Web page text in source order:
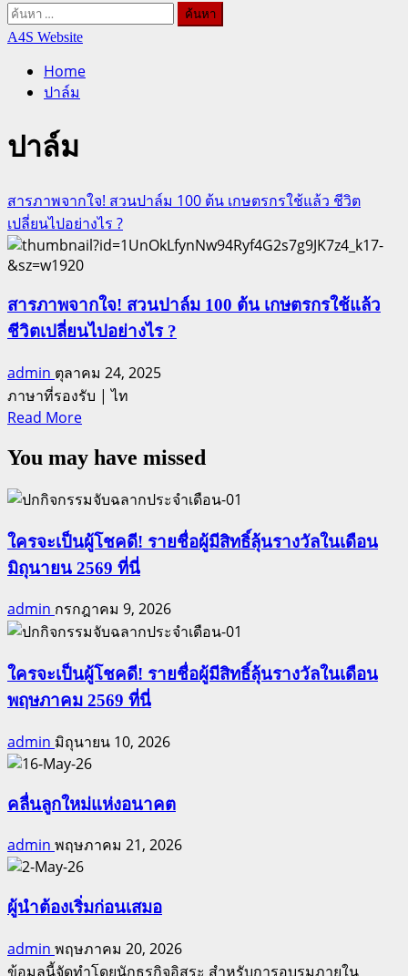
ค้นหา
สำหรับ:
A4S Website
Home
ปาล์ม
ปาล์ม
สารภาพจากใจ! สวนปาล์ม 100 ต้น เกษตรกรใช้แล้ว ชีวิต
เปลี่ยนไปอย่างไร ?
สารภาพจากใจ! สวนปาล์ม 100 ต้น เกษตรกรใช้แล้ว
ชีวิตเปลี่ยนไปอย่างไร ?
admin ตุลาคม 24, 2025
ภาษาที่รองรับ | ไท
Read MoreRead
about
จาก
สวน
ปาล์ม
ต้น
เกษตรกร
แล้ว
ชีวิต
ไป
อย่างไร
You may have missed
ใครจะเป็นผู้โชคดี! รายชื่อผู้มีสิทธิ์ลุ้นรางวัลในเดือน
มิถุนายน 2569 ที่นี่
admin กรกฎาคม 9, 2026
ใครจะเป็นผู้โชคดี! รายชื่อผู้มีสิทธิ์ลุ้นรางวัลในเดือน
พฤษภาคม 2569 ที่นี่
admin มิถุนายน 10, 2026
คลื่นลูกใหม่แห่งอนาคต
admin พฤษภาคม 21, 2026
ผู้นำต้องเริ่มก่อนเสมอ
admin พฤษภาคม 20, 2026
ข้อมูลนี้จัดทำโดยนักธุรกิจอิสระ สำหรับการอบรมภายใน